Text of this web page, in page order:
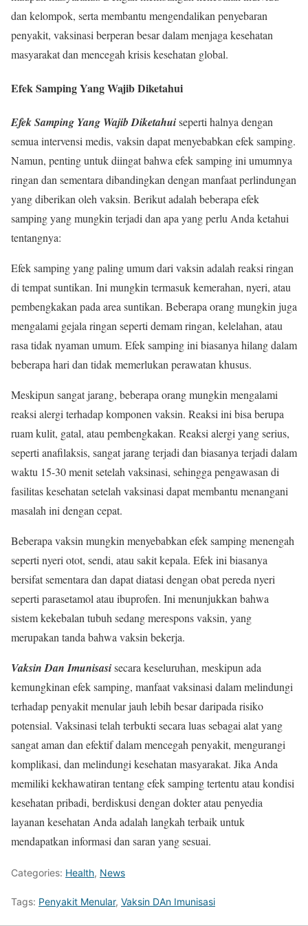
dan kelompok, serta membantu mengendalikan penyebaran
penyakit, vaksinasi berperan besar dalam menjaga kesehatan
masyarakat dan mencegah krisis kesehatan global.
Efek Samping Yang Wajib Diketahui
Efek Samping Yang Wajib Diketahuiseperti halnya dengan
semua intervensi medis, vaksin dapat menyebabkan efek samping.
Namun, penting untuk diingat bahwa efek samping ini umumnya
ringan dan sementara dibandingkan dengan manfaat perlindungan
yang diberikan oleh vaksin. Berikut adalah beberapa efek
samping yang mungkin terjadi dan apa yang perlu Anda ketahui
tentangnya:
Efek samping yang paling umum dari vaksin adalah reaksi ringan
di tempat suntikan. Ini mungkin termasuk kemerahan, nyeri, atau
pembengkakan pada area suntikan. Beberapa orang mungkin juga
mengalami gejala ringan seperti demam ringan, kelelahan, atau
rasa tidak nyaman umum. Efek samping ini biasanya hilang dalam
beberapa hari dan tidak memerlukan perawatan khusus.
Meskipun sangat jarang, beberapa orang mungkin mengalami
reaksi alergi terhadap komponen vaksin. Reaksi ini bisa berupa
ruam kulit, gatal, atau pembengkakan. Reaksi alergi yang serius,
seperti anafilaksis, sangat jarang terjadi dan biasanya terjadi dalam
waktu 15-30 menit setelah vaksinasi, sehingga pengawasan di
fasilitas kesehatan setelah vaksinasi dapat membantu menangani
masalah ini dengan cepat.
Beberapa vaksin mungkin menyebabkan efek samping menengah
seperti nyeri otot, sendi, atau sakit kepala. Efek ini biasanya
bersifat sementara dan dapat diatasi dengan obat pereda nyeri
seperti parasetamol atau ibuprofen. Ini menunjukkan bahwa
sistem kekebalan tubuh sedang merespons vaksin, yang
merupakan tanda bahwa vaksin bekerja.
Vaksin Dan Imunisasisecara keseluruhan, meskipun ada
kemungkinan efek samping, manfaat vaksinasi dalam melindungi
terhadap penyakit menular jauh lebih besar daripada risiko
potensial. Vaksinasi telah terbukti secara luas sebagai alat yang
sangat aman dan efektif dalam mencegah penyakit, mengurangi
komplikasi, dan melindungi kesehatan masyarakat. Jika Anda
memiliki kekhawatiran tentang efek samping tertentu atau kondisi
kesehatan pribadi, berdiskusi dengan dokter atau penyedia
layanan kesehatan Anda adalah langkah terbaik untuk
mendapatkan informasi dan saran yang sesuai.
Categories: Health, News
Tags: Penyakit Menular, Vaksin DAn Imunisasi